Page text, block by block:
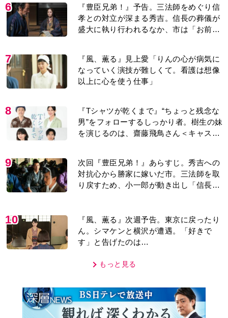
6
『豊臣兄弟！』予告。三法師をめぐり信
孝との対立が深まる秀吉。信長の葬儀が
盛大に執り行われるなか、市は「お前ら
7
『風、薫る』見上愛「りんの心が病気に
なっていく演技が難しくて。看護は想像
以上に心を使う仕事」
8
『Tシャツが乾くまで』“ちょっと残念な
男”をフォローするしっかり者。樹生の妹
を演じるのは、齋藤飛鳥さん＜キャスト
9
次回『豊臣兄弟！』あらすじ。秀吉への
対抗心から勝家に嫁いだ市。三法師を取
り戻すため、小一郎が動き出し「信長の
10
『風、薫る』次週予告。東京に戻ったり
ん。シマケンと横沢が遭遇。「好きで
す」と告げたのは…
もっと見る